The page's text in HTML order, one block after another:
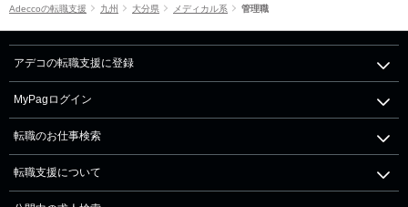
Adeccoの転職支援 九州 大分県 メディカル系 管理職
アデコの転職支援に登録
MyPagログイン
転職のお仕事検索
転職支援について